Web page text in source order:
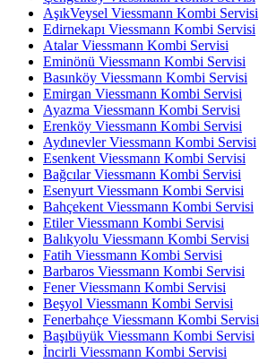
AşıkVeysel Viessmann Kombi Servisi
Edirnekapı Viessmann Kombi Servisi
Atalar Viessmann Kombi Servisi
Eminönü Viessmann Kombi Servisi
Basınköy Viessmann Kombi Servisi
Emirgan Viessmann Kombi Servisi
Ayazma Viessmann Kombi Servisi
Erenköy Viessmann Kombi Servisi
Aydınevler Viessmann Kombi Servisi
Esenkent Viessmann Kombi Servisi
Bağcılar Viessmann Kombi Servisi
Esenyurt Viessmann Kombi Servisi
Bahçekent Viessmann Kombi Servisi
Etiler Viessmann Kombi Servisi
Balıkyolu Viessmann Kombi Servisi
Fatih Viessmann Kombi Servisi
Barbaros Viessmann Kombi Servisi
Fener Viessmann Kombi Servisi
Beşyol Viessmann Kombi Servisi
Fenerbahçe Viessmann Kombi Servisi
Başıbüyük Viessmann Kombi Servisi
İncirli Viessmann Kombi Servisi